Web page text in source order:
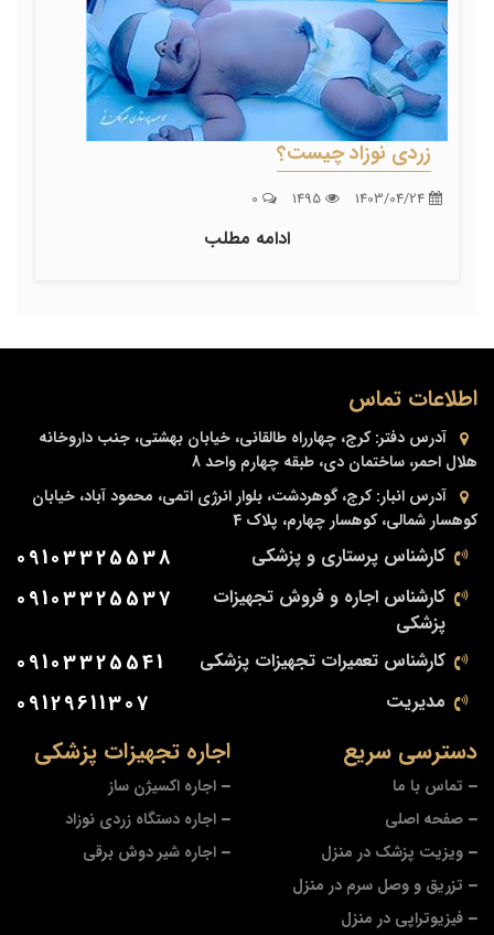
زردی نوزاد چیست؟
ادامه مطلب
اجاره تجهیزات پزشکی
اجاره اکسیژن ساز
اجاره دستگاه زردی نوزاد
اجاره شیر دوش برقی
دسترسی سریع
تماس با ما
صفحه اصلی
ویزیت پزشک در منزل
تزریق و وصل سرم در منزل
فیزیوتراپی در منزل
اطلاعات تماس
آدرس دفتر: کرج، چهارراه طالقانی، خیابان بهشتی، جنب داروخانه
هلال احمر، ساختمان دی، طبقه چهارم واحد 8
آدرس انبار: کرج، گوهردشت، بلوار انرژی اتمی، محمود آباد، خیابان
کوهسار شمالی، کوهسار چهارم، پلاک 4
کارشناس پرستاری و پزشکی 09103325538
کارشناس اجاره و فروش تجهیزات
پزشکی
09103325537
کارشناس تعمیرات تجهیزات پزشکی 09103325541
مدیریت 09129611307